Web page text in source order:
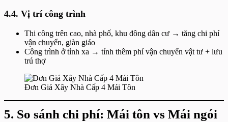
4.4. Vị trí công trình
Thi công trên cao, nhà phố, khu đông dân cư → tăng chi phí
vận chuyển, giàn giáo
Công trình ở tỉnh xa → tính thêm phí vận chuyển vật tư + lưu
trú thợ
Đơn Giá Xây Nhà Cấp 4 Mái Tôn
5. So sánh chi phí: Mái tôn vs Mái ngói